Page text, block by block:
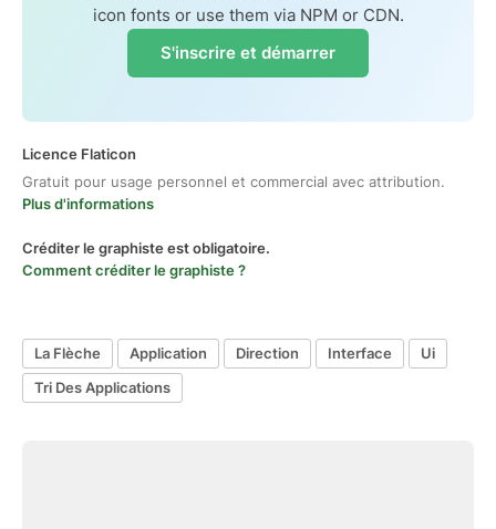
icon fonts or use them via NPM or CDN.
S'inscrire et démarrer
Licence Flaticon
Gratuit pour usage personnel et commercial avec attribution.
Plus d'informations
Créditer le graphiste est obligatoire.
Comment créditer le graphiste ?
La Flèche Application Direction Interface
Ui
Tri Des Applications